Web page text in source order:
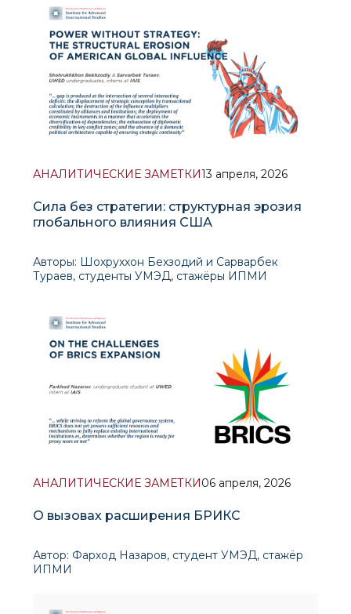
американской политической системы. Формально
Республиканская партия сохраняет контроль над
обеими палатами Конг
АНАЛИТИЧЕСКИЕ ЗАМЕТКИ13 апреля, 2026
Сила без стратегии: структурная эрозия
глобального влияния США
Авторы: Шохруххон Бехзодий и Сарварбек
Тураев, студенты УМЭД, стажёры ИПМИ
I. Власть без цели
АНАЛИТИЧЕСКИЕ ЗАМЕТКИ 06 апреля, 2026
О вызовах расширения БРИКС
Автор: Фарход Назаров, студент УМЭД, стажёр
ИПМИ
широкий процесс трансформации глобальной